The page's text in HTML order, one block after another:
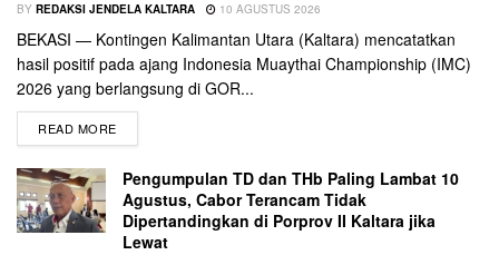
BY REDAKSI JENDELA KALTARA 10 AGUSTUS 2026
BEKASI — Kontingen Kalimantan Utara (Kaltara) mencatatkan
hasil positif pada ajang Indonesia Muaythai Championship (IMC)
2026 yang berlangsung di GOR...
READ MORE
Pengumpulan TD dan THb Paling Lambat 10
Agustus, Cabor Terancam Tidak
Dipertandingkan di Porprov II Kaltara jika
Lewat